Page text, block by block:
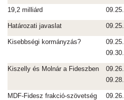
19,2 milliárd 09.25.
Határozati javaslat 09.25.
Kisebbségi kormányzás?
09.25.
09.30.
Kiszelly és Molnár a Fideszben
09.26.
09.28.
MDF-Fidesz frakció-szövetség 09.26.